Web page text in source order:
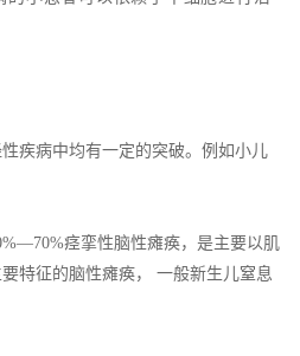
疾病中均有一定的突破。例如小儿
痉挛性脑性瘫痪，是主要以肌
特征的脑性瘫痪， 一般新生儿窒息